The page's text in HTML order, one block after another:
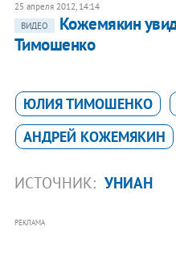
25 апреля 2012, 14:14
ВИДЕО
Кожемякин
Тимошенко
ЮЛИЯ ТИМОШЕНКО
АНДРЕЙ КОЖЕМЯКИН
ИСТОЧНИК: УНИАН
РЕКЛАМА